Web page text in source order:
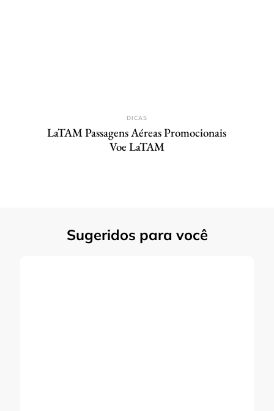
DICAS
LaTAM Passagens Aéreas Promocionais
Voe LaTAM
Sugeridos para você